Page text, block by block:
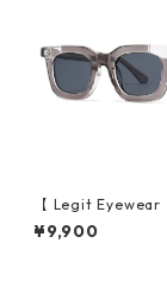
【 Legit
ses Konoe (Clear
y)
¥9,900